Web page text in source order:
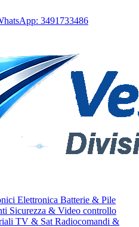
3491733486
Elettronica Batterie & Pile
Sicurezza & Video controllo
TV & Sat Radiocomandi &